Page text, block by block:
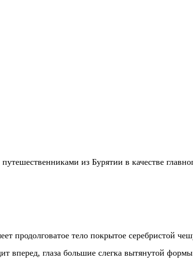
из Бурятии в качестве
продолговатое тело покрытое серебристой
вперед, глаза большие слегка вытянутой